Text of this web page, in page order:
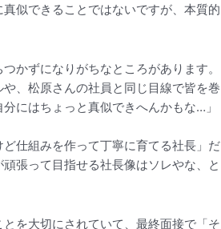
似できることではないですが、本質的
かずになりがちなところがあります。
、松原さんの社員と同じ目線で皆を巻
にはちょっと真似できへんかもな…」
仕組みを作って丁寧に育てる社長」だ
張って目指せる社長像はソレやな、と
を大切にされていて、最終面接で「そ